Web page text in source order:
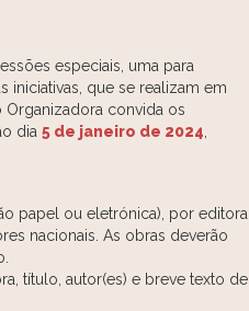
especiais, uma para
iniciativas, que se realizam em
Organizadora convida os
dia5 de janeiro de 2024
papel ou eletrónica), por editora
nacionais. As obras deverão
título, autor(es) e breve texto de